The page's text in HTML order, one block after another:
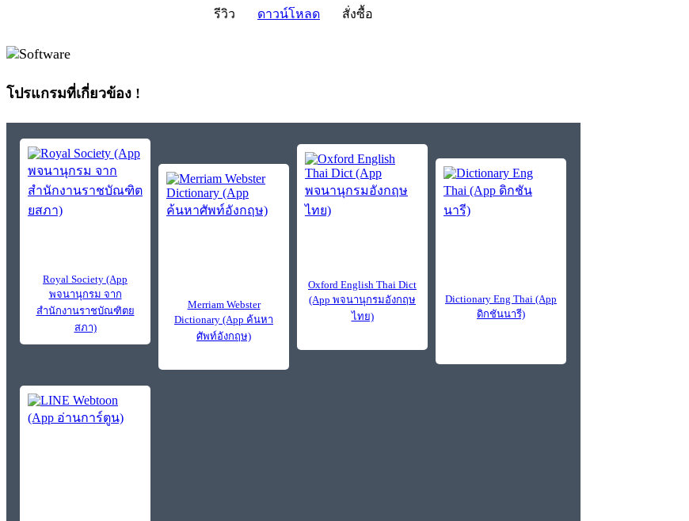
รีวิว ดาวน์โหลด สั่งซื้อ
โปรแกรมที่เกี่ยวข้อง !
Royal Society (App
พจนานุกรม จาก
สำนักงานราชบัณฑิตย
สภา)
Merriam Webster
Dictionary (App ค้นหา
ศัพท์อังกฤษ)
Oxford English Thai Dict
(App พจนานุกรมอังกฤษ
ไทย)
Dictionary Eng Thai (App
ดิกชันนารี)